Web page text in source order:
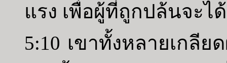
แรง เพื่อผู้ที่ถูกปล้นจะไ
5:10 เขาทั้งหลายเกลีย